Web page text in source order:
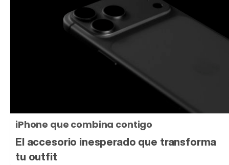
iPhone que combina contigo
El accesorio inesperado que transforma
tu outfit